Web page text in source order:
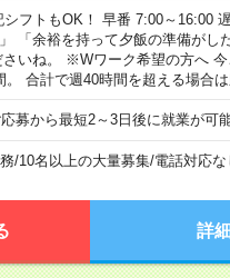
フトもOK！ 早番 7:00～16:00
「余裕を持って夕飯の準備がし
いね。 ※Wワーク希望の方へ
合計で週40時間を超える場合は
募から最短2～3日後に就業が可
/10名以上の大量募集/電話対応な
詳